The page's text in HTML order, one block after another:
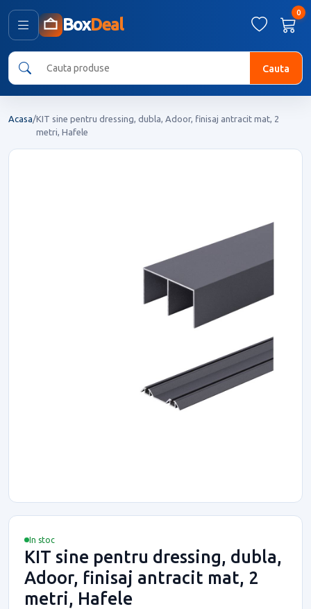
BoxDeal
0
Cauta
Acasa/KIT sine pentru dressing, dubla, Adoor, finisaj antracit mat, 2
metri, Hafele
In stoc
KIT sine pentru dressing, dubla,
Adoor, finisaj antracit mat, 2
metri, Hafele